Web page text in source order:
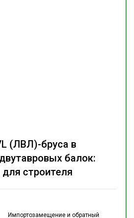
Импортозамещение и обратный
(ЛВЛ)-бруса в
балок:
строителя